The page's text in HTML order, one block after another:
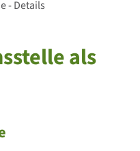
- Details
als